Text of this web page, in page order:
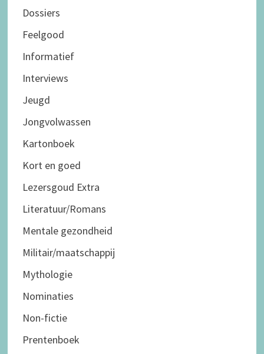
Dossiers
Feelgood
Informatief
Interviews
Jeugd
Jongvolwassen
Kartonboek
Kort en goed
Lezersgoud Extra
Literatuur/Romans
Mentale gezondheid
Militair/maatschappij
Mythologie
Nominaties
Non-fictie
Prentenboek